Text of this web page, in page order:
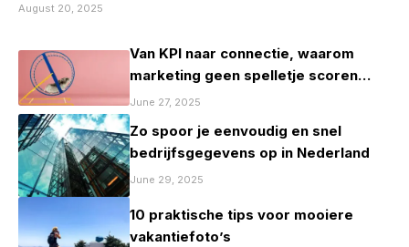
August 20, 2025
Van KPI naar connectie, waarom
marketing geen spelletje scoren
mag zijn
June 27, 2025
Zo spoor je eenvoudig en snel
bedrijfsgegevens op in Nederland
June 29, 2025
10 praktische tips voor mooiere
vakantiefoto’s